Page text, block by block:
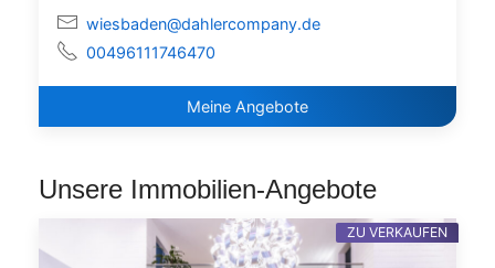
wiesbaden@dahlercompany.de
00496111746470
Meine Angebote
Unsere Immobilien-Angebote
ZU VERKAUFEN